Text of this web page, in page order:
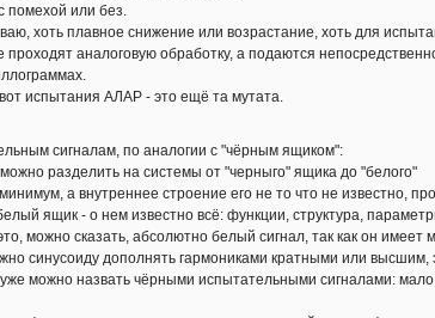
помехой или без.
хоть плавное снижение или возрастание, хоть для
аналоговую обработку, а подаются
испытания АЛАР - это ещё та мутата.
сигналам, по аналогии с "чёрным ящиком":
разделить на системы от "черныго" ящика до "белого"
а внутреннее строение его не то что не известно,
ящик - о нем известно всё: функции, структура,
можно сказать, абсолютно белый сигнал, так как он
синусоиду дополнять гармониками кратными или
можно назвать чёрными испытательными сигналами: мало,